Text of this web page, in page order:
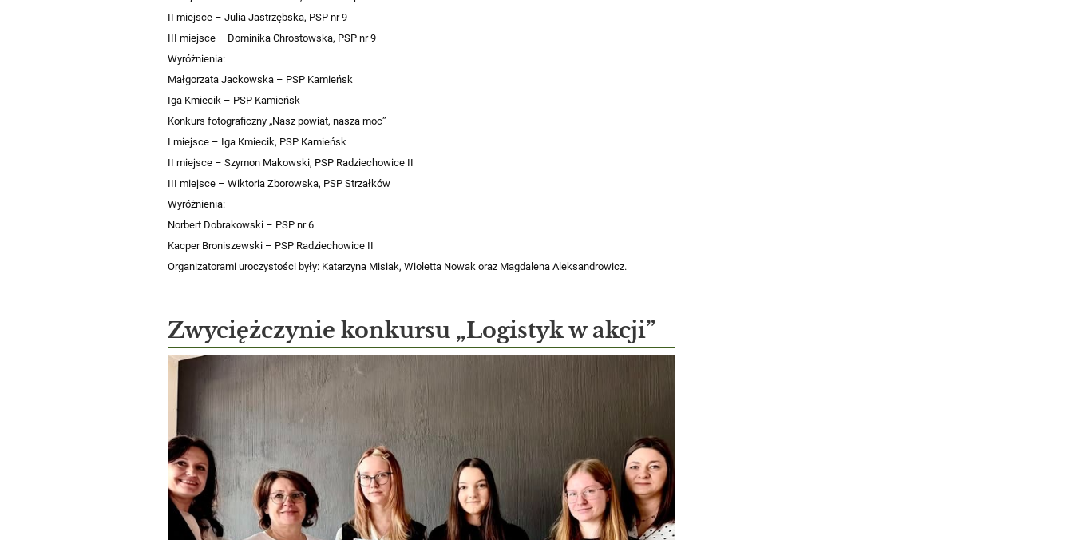
II miejsce – Julia Jastrzębska, PSP nr 9
III miejsce – Dominika Chrostowska, PSP nr 9
Wyróżnienia:
Małgorzata Jackowska – PSP Kamieńsk
Iga Kmiecik – PSP Kamieńsk
Konkurs fotograficzny „Nasz powiat, nasza moc”
I miejsce – Iga Kmiecik, PSP Kamieńsk
II miejsce – Szymon Makowski, PSP Radziechowice II
III miejsce – Wiktoria Zborowska, PSP Strzałków
Wyróżnienia:
Norbert Dobrakowski – PSP nr 6
Kacper Broniszewski – PSP Radziechowice II
Organizatorami uroczystości były: Katarzyna Misiak, Wioletta Nowak oraz Magdalena Aleksandrowicz.
Zwyciężczynie konkursu „Logistyk w akcji”